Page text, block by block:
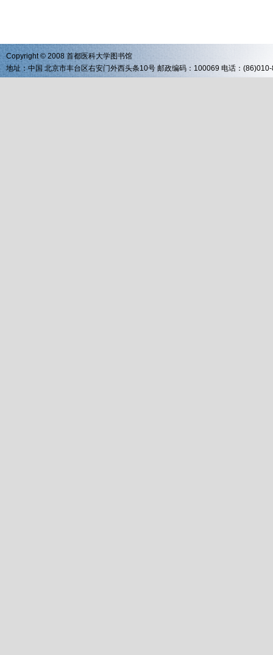
Copyright © 2008 首都医科大学图书馆
地址：中国 北京市丰台区右安门外西头条10号 邮政编码：100069 电话：